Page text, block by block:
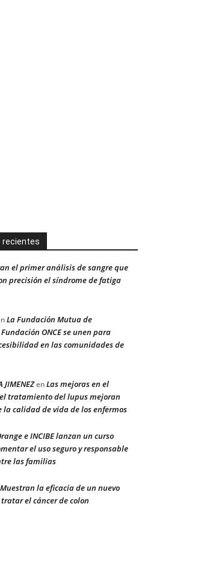
recientes
el primer análisis de sangre que
precisión el síndrome de fatiga
La Fundación Mutua de
ONCE se unen para
en las comunidades de
JIMENEZenLas mejoras en el
tratamiento del lupus mejoran
calidad de vida de los enfermos
e INCIBE lanzan un curso
el uso seguro y responsable
las familias
Muestran la eficacia de un nuevo
el cáncer de colon